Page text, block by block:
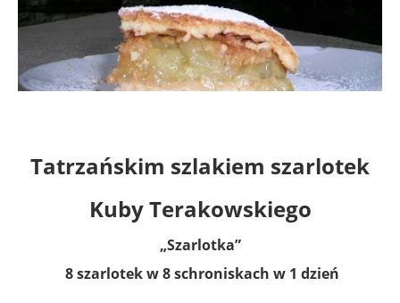
Tatrzańskim szlakiem szarlotek
Kuby Terakowskiego
„Szarlotka”
8 szarlotek w 8 schroniskach w 1 dzień